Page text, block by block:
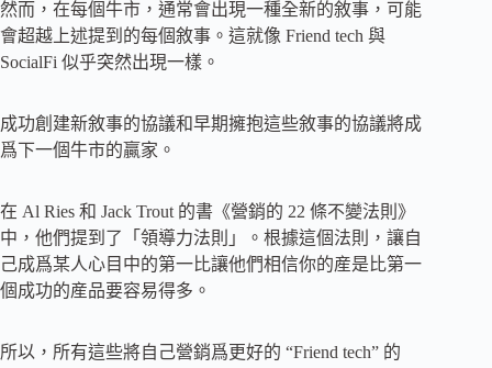
然而，在每個牛市，通常會出現一種全新的敘事，可能
會超越上述提到的每個敘事。這就像 Friend tech 與
SocialFi 似乎突然出現一樣。
成功創建新敘事的協議和早期擁抱這些敘事的協議將成
爲下一個牛市的贏家。
在 Al Ries 和 Jack Trout 的書《營銷的 22 條不變法則》
中，他們提到了「領導力法則」。根據這個法則，讓自
己成爲某人心目中的第一比讓他們相信你的産是比第一
個成功的産品要容易得多。
所以，所有這些將自己營銷爲更好的 “Friend tech” 的